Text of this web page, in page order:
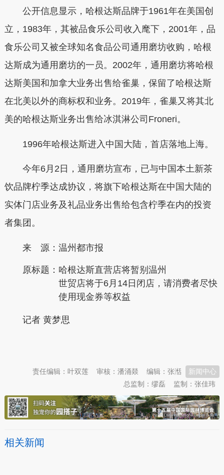
公开信息显示，哈根达斯品牌于1961年在美国创
立，1983年，其被品食乐公司收入麾下，2001年，品
食乐公司又被全球知名食品公司通用磨坊收购，哈根
达斯成为通用磨坊的一员。2002年，通用磨坊将哈根
达斯美国和加拿大业务出售给雀巢，保留了哈根达斯
在北美以外的商标权和业务。2019年，雀巢又将其北
美的哈根达斯业务出售给冰淇淋公司Froneri。
1996年哈根达斯进入中国大陆，首店落地上海。
今年6月2日，通用磨坊宣布，已与中国本土新茶
饮品牌柠季达成协议，将旗下哈根达斯在中国大陆的
实体门店业务及礼品业务出售给包含柠季在内的投资
者集团。
来 源：温州都市报
原标题： 哈根达斯直营店将暂别温州
世贸店将于6月14日闭店，请消费者尽快
使用现金券等权益
记者 黄梦思
新闻中心
编辑：张湉
审核：潘涌燚
责任编辑：叶双莲
监制：张佳玮
总监制：缪磊
相关新闻